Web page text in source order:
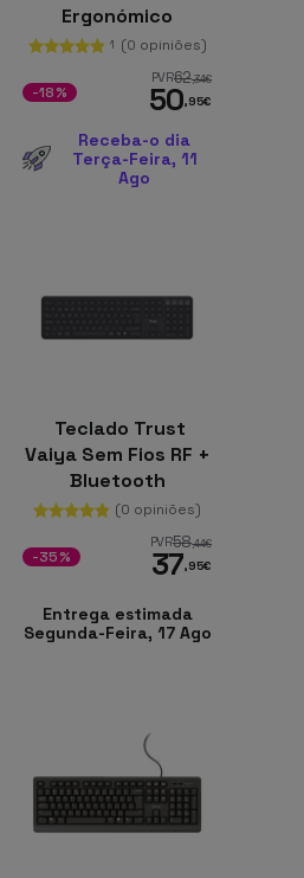
Ergonómico
Vertical
1 (0 opiniões)
PVR62,34€
50,95€
-18%
Receba-o dia
Terça-Feira, 11
Ago
Teclado Trust
Vaiya Sem Fios RF +
Bluetooth
Espanhol
(0 opiniões)
PVR58,44€
37,95€
-35%
Entrega estimada
Segunda-Feira, 17 Ago